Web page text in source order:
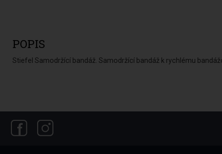
POPIS
Stiefel Samodržící bandáž. Samodržící bandáž k rychlému